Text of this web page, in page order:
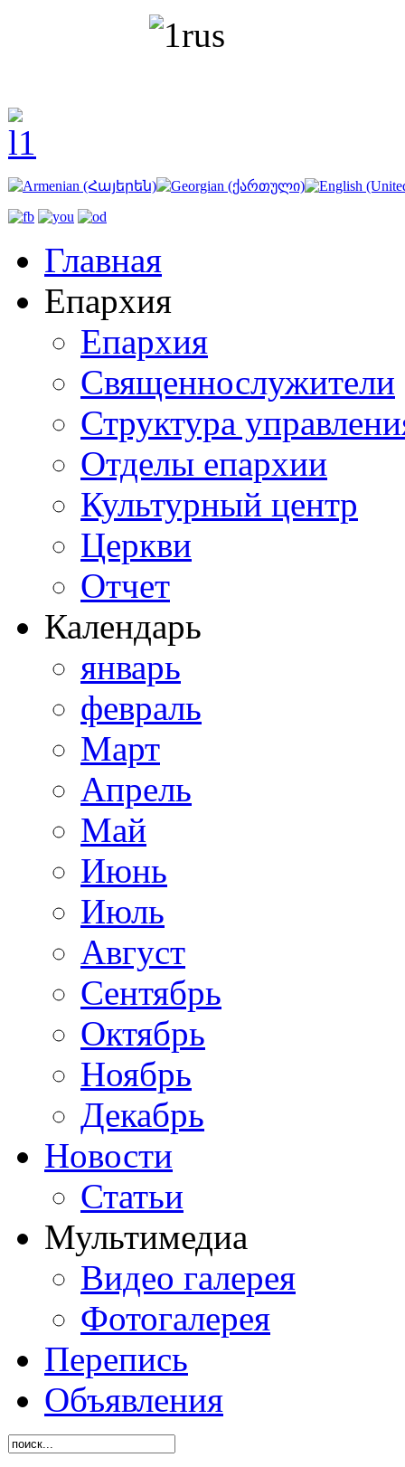
Главная
Епархия
Епархия
Священнослужители
Структура
Отделы епархии
Культурный центр
Церкви
Отчет
Календарь
январь
февраль
Март
Апрель
Май
Июнь
Июль
Август
Сентябрь
Октябрь
Ноябрь
Декабрь
Новости
Статьи
Мультимедиа
Видео галерея
Фотогалерея
Перепись
Объявления